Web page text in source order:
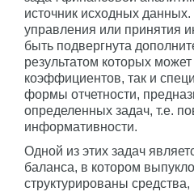
источник исходных данных.
управления или принятия
быть подвергнута
результатом которых
коэффициентов, так и
формы отчетности,
определенных задач, т.е.
информативности.
Одной из этих задач
баланса, в котором
структурированы